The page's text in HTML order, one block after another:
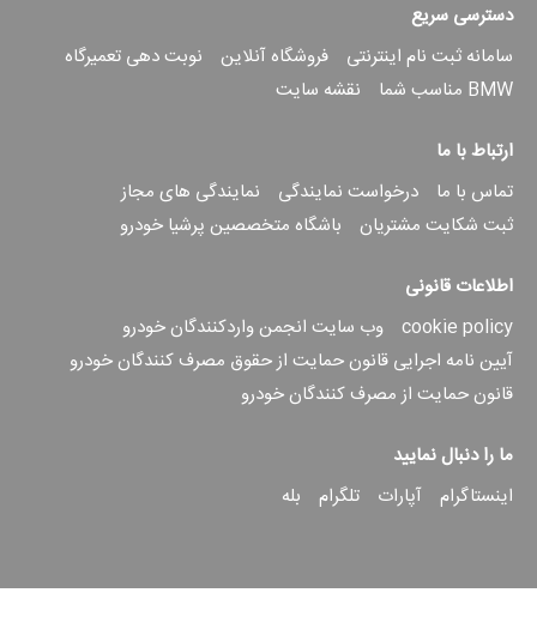
دسترسی سریع
سامانه ثبت نام اینترنتی
فروشگاه آنلاین
نوبت دهی تعمیرگاه
BMW مناسب شما
نقشه سایت
ارتباط با ما
تماس با ما
درخواست نمایندگی
نمایندگی های مجاز
ثبت شکایت مشتریان
باشگاه متخصصین پرشیا خودرو
اطلاعات قانونی
cookie policy وب سایت انجمن واردکنندگان خودرو
آیین نامه اجرایی قانون حمایت از حقوق مصرف کنندگان خودرو
قانون حمایت از مصرف کنندگان خودرو
ما را دنبال نمایید
اینستاگرام آپارات تلگرام بله